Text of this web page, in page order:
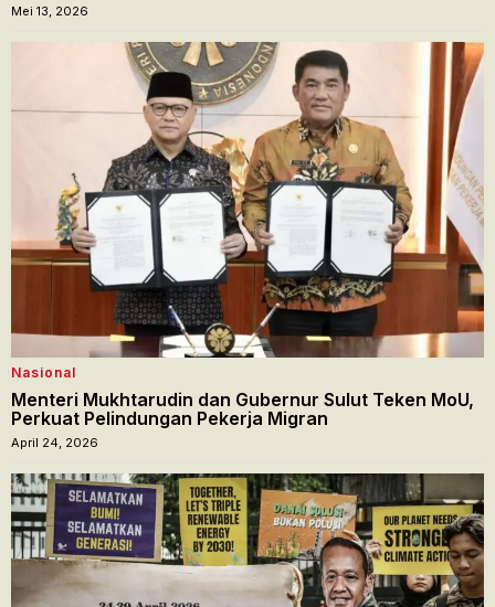
Mei 13, 2026
Nasional
Menteri Mukhtarudin dan Gubernur Sulut Teken MoU,
Perkuat Pelindungan Pekerja Migran
April 24, 2026